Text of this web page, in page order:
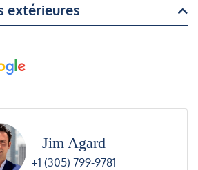
extérieures
Jim Agard
+1 (305) 799-9781